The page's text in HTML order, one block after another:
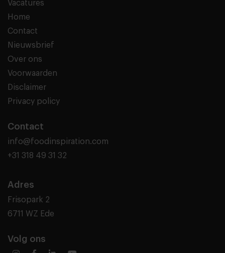
Vacatures
Home
Contact
Nieuwsbrief
Over ons
Voorwaarden
Disclaimer
Privacy policy
Contact
info@foodinspiration.com
+31 318 49 31 32
Adres
Frisopark 2
6711 WZ Ede
Volg ons